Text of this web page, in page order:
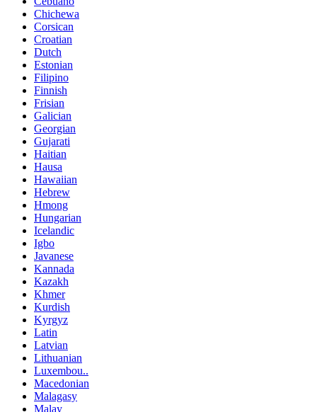
Chichewa
Corsican
Croatian
Dutch
Estonian
Filipino
Finnish
Frisian
Galician
Georgian
Gujarati
Haitian
Hausa
Hawaiian
Hebrew
Hmong
Hungarian
Icelandic
Igbo
Javanese
Kannada
Kazakh
Khmer
Kurdish
Kyrgyz
Latin
Latvian
Lithuanian
Luxembou..
Macedonian
Malagasy
Malay